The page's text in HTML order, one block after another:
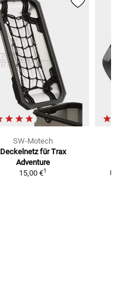
SW-Motech
Deckelnetz für Trax
Adventure
15,00 €1